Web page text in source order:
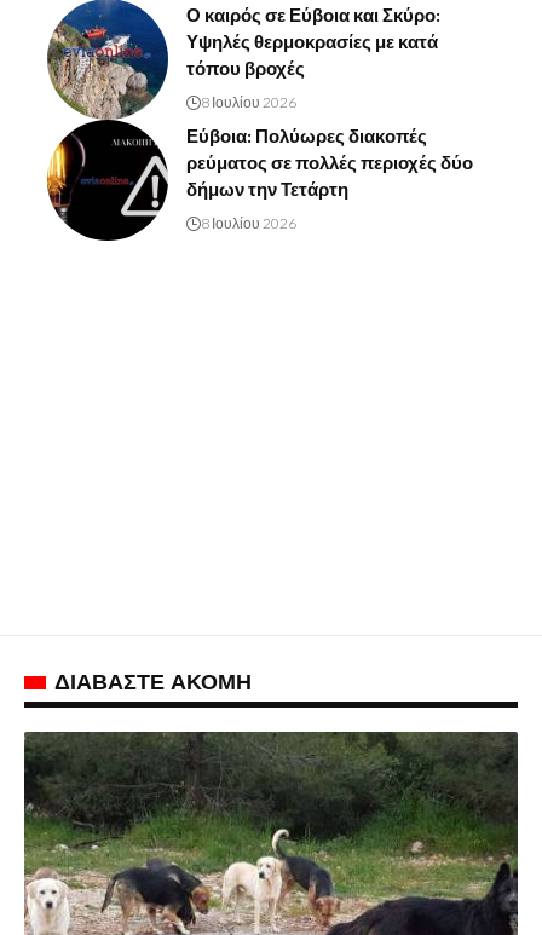
Ο καιρός σε Εύβοια και Σκύρο:
Υψηλές θερμοκρασίες με κατά
τόπου βροχές
8 Ιουλίου 2026
Εύβοια: Πολύωρες διακοπές
ρεύματος σε πολλές περιοχές δύο
δήμων την Τετάρτη
8 Ιουλίου 2026
ΔΙΑΒΑΣΤΕ ΑΚΟΜΗ